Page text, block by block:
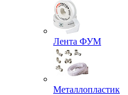
Лента ФУМ
Металлопластик